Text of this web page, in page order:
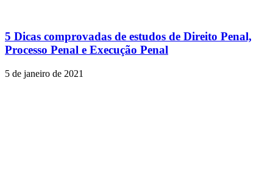
5 Dicas comprovadas de estudos de Direito Penal,
Processo Penal e Execução Penal
5 de janeiro de 2021